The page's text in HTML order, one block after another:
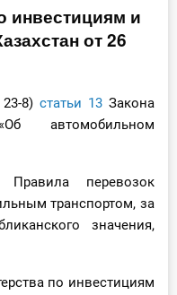
инвестициям и
от 26
8) статьи 13Закона
автомобильном
перевозок
транспортом, за
значения,
по инвестициям